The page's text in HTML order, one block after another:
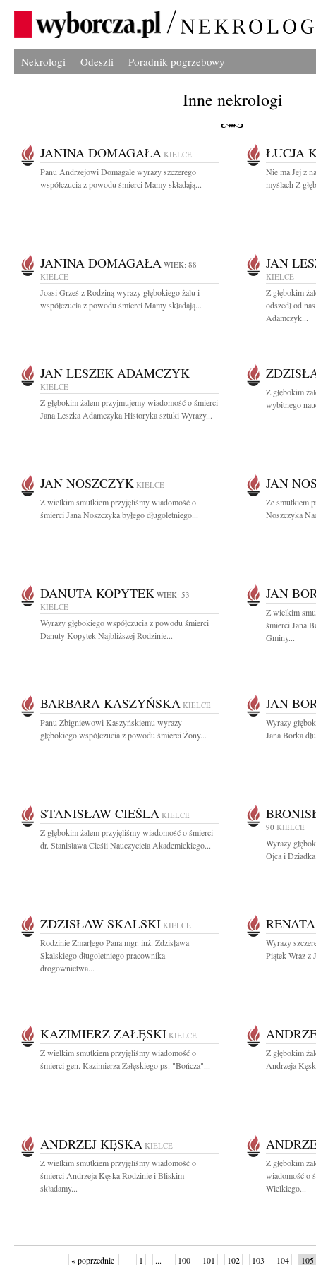
Nekrologi Odeszli Poradnik pogrzebowy
Inne nekrologi
JANINA DOMAGAŁA KIELCE
Panu Andrzejowi Domagale wyrazy szczerego
współczucia z powodu śmierci Mamy składają...
ŁUCJA
Nie ma Jej z
myślach Z
JANINA DOMAGAŁA WIEK: 88
KIELCE
Joasi Grześ z Rodziną wyrazy głębokiego żalu i
współczucia z powodu śmierci Mamy składają...
JAN
KIELCE
Z głębokim
odszedł od
Adamczyk...
JAN LESZEK ADAMCZYK
KIELCE
Z głębokim żalem przyjmujemy wiadomość o śmierci
Jana Leszka Adamczyka Historyka sztuki Wyrazy...
Z głębokim
wybitnego
JAN NOSZCZYK KIELCE
Z wielkim smutkiem przyjęliśmy wiadomość o
śmierci Jana Noszczyka byłego długoletniego...
JAN
Ze smutkiem
Noszczyka
DANUTA KOPYTEK WIEK: 53
KIELCE
Wyrazy głębokiego współczucia z powodu śmierci
Danuty Kopytek Najbliższej Rodzinie...
JAN
Z wielkim
śmierci Jana
Gminy...
BARBARA KASZYŃSKA KIELCE
Panu Zbigniewowi Kaszyńskiemu wyrazy
głębokiego współczucia z powodu śmierci Żony...
JAN
Wyrazy
Jana Borka
STANISŁAW CIEŚLA KIELCE
Z głębokim żalem przyjęliśmy wiadomość o śmierci
dr. Stanisława Cieśli Nauczyciela Akademickiego...
90 KIELCE
Wyrazy
Ojca i
ZDZISŁAW SKALSKI KIELCE
Rodzinie Zmarłego Pana mgr. inż. Zdzisława
Skalskiego długoletniego pracownika
drogownictwa...
Wyrazy
Piątek Wraz z
KAZIMIERZ ZAŁĘSKI KIELCE
Z wielkim smutkiem przyjęliśmy wiadomość o
śmierci gen. Kazimierza Załęskiego ps. "Bończa"...
Z głębokim
Andrzeja
ANDRZEJ KĘSKA KIELCE
Z wielkim smutkiem przyjęliśmy wiadomość o
śmierci Andrzeja Kęska Rodzinie i Bliskim
składamy...
Z głębokim
wiadomość o
Wielkiego...
« poprzednie 1 ... 100 101 102 103 104 105